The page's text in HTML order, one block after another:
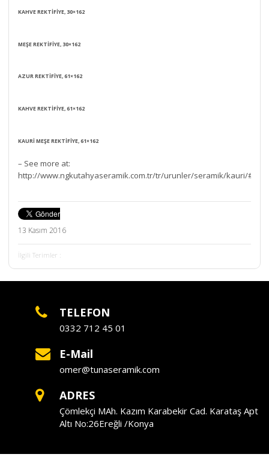
KAHVE REKTİFİYE, 30×162
MEŞE REKTİFİYE, 30×162
AZUR REKTİFİYE, 61×162
KAHVE REKTİFİYE, 61×162
KAURİ MEŞE REKTİFİYE, 61×162
– See more at:
http://www.ngkutahyaseramik.com.tr/tr/urunler/seramik/kauri/
13 Kasım 2016
İlgili Terimler :
TELEFON
0332 712 45 01
E-Mail
omer@tunaseramik.com
ADRES
Çömlekçi MAh. Kazım Karabekir Cad. Karataş Apt
Altı No:26Ereğli /Konya